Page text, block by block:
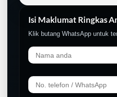
Isi Maklumat Ringkas
Klik butang WhatsApp untuk